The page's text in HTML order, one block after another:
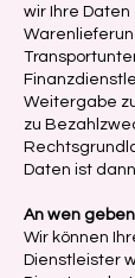
wir Ihre
Weitergabe
zu
Daten ist dann
An wen
Wir können
Dienstleister